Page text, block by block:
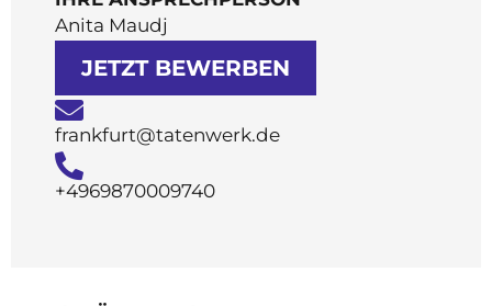
Anita Maudj
frankfurt@tatenwerk.de
JETZT BEWERBEN
+4969870009740